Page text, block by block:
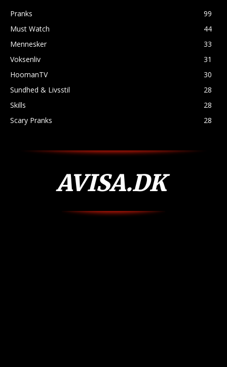
Pranks
99
Must Watch
44
Mennesker
33
Voksenliv
31
HoomanTV
30
Sundhed & Livsstil
28
Skills
28
Scary Pranks
28
AVISA.DK